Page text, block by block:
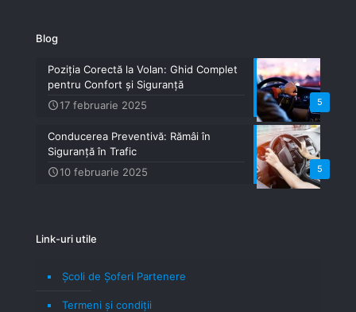
Blog
5
Poziția Corectă la Volan: Ghid Complet
pentru Confort și Siguranță
17 februarie 2025
5
Conducerea Preventivă: Rămâi în
Siguranță în Trafic
10 februarie 2025
Link-uri utile
Școli de Șoferi Partenere
Termeni şi condiţii